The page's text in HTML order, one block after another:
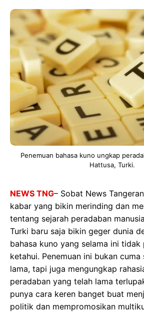
Penemuan bahasa kuno ungkap
Hattusa, Turki.
NEWS TNG– Sobat News
kabar yang bikin merinding dan
tentang sejarah peradaban
Turki baru saja bikin geger dunia
bahasa kuno yang selama ini tidak
ketahui. Penemuan ini bukan
lama, tapi juga mengungkap
peradaban yang telah lama
punya cara keren banget buat
politik dan mempromosikan